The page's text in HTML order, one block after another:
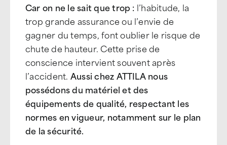
Car on ne le sait que trop : l’habitude, la
trop grande assurance ou l’envie de
gagner du temps, font oublier le risque de
chute de hauteur. Cette prise de
conscience intervient souvent après
l’accident. Aussi chez ATTILA nous
possédons du matériel et des
équipements de qualité, respectant les
normes en vigueur, notamment sur le plan
de la sécurité.